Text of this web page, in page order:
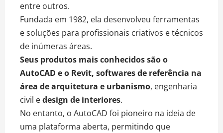
entre outros.
Fundada em 1982, ela desenvolveu ferramentas
e soluções para profissionais criativos e técnicos
de inúmeras áreas.
Seus produtos mais conhecidos são o
AutoCAD e o Revit, softwares de referência na
área de arquitetura e urbanismo, engenharia
civil edesign de interiores.
No entanto, o AutoCAD foi pioneiro na ideia de
uma plataforma aberta, permitindo que